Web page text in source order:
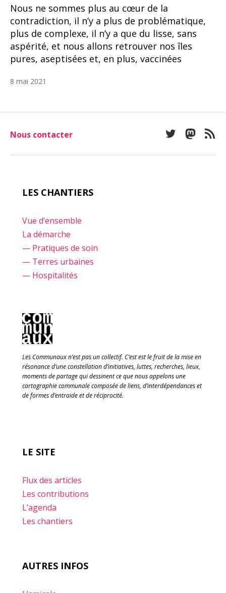
Nous ne sommes plus au cœur de la
contradiction, il n’y a plus de problématique,
plus de complexe, il n’y a que du lisse, sans
aspérité, et nous allons retrouver nos îles
pures, aseptisées et, en plus, vaccinées
8 mai 2021
Nous contacter Twitter
LES CHANTIERS
Vue d’ensemble
La démarche
— Pratiques de soin
— Terres urbaines
— Hospitalités
Les Communaux n’est pas un collectif. C’est est le fruit de la mise en
résonance d’une constellation d’initiatives, luttes, recherches, lieux,
moments de partage qui dessinent ce que nous appelons une
cartographie communale composée de liens, d’interdépendances et
de formes d’entraide et de réciprocité.
LE SITE
Flux des articles
Les contributions
L’agenda
Les chantiers
AUTRES INFOS